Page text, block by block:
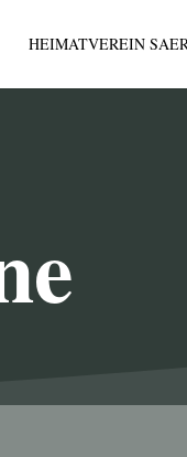
HEIMATVEREIN